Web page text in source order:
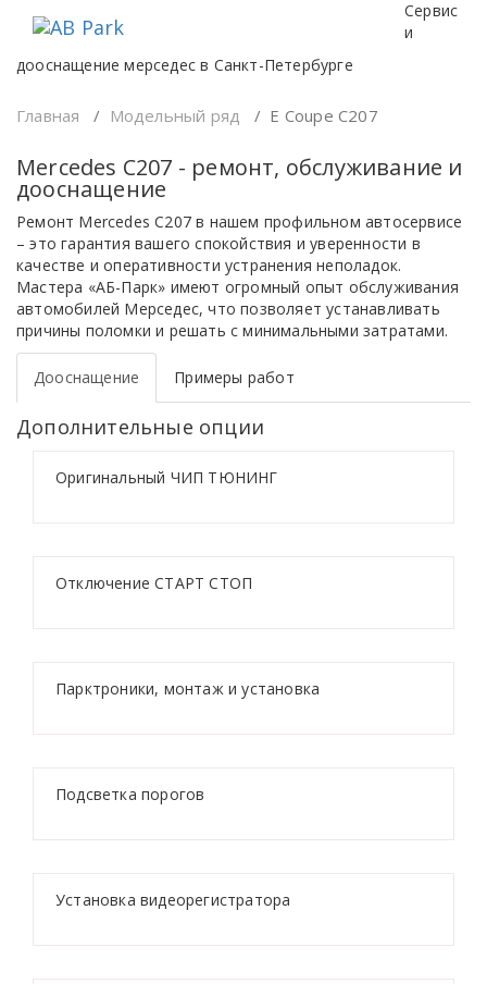
Сервис
и
дооснащение мерседес в Санкт-Петербурге
Главная / Модельный ряд / E Coupe C207
Mercedes C207 - ремонт, обслуживание и
дооснащение
Ремонт Mercedes C207 в нашем профильном автосервисе
– это гарантия вашего спокойствия и уверенности в
качестве и оперативности устранения неполадок.
Мастера «АБ-Парк» имеют огромный опыт обслуживания
автомобилей Мерседес, что позволяет устанавливать
причины поломки и решать с минимальными затратами.
Дооснащение Примеры работ
Дополнительные опции
Оригинальный ЧИП ТЮНИНГ
Отключение СТАРТ СТОП
Парктроники, монтаж и установка
Подсветка порогов
Установка видеорегистратора